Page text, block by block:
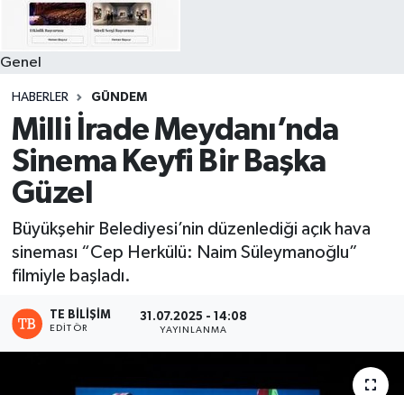
Genel
HABERLER GÜNDEM
Milli İrade Meydanı’nda
Sinema Keyfi Bir Başka
Güzel
Büyükşehir Belediyesi’nin düzenlediği açık hava
sineması “Cep Herkülü: Naim Süleymanoğlu”
filmiyle başladı.
TE BILIŞIM
EDITÖR
31.07.2025 - 14:08
YAYINLANMA